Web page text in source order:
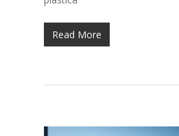
Read More